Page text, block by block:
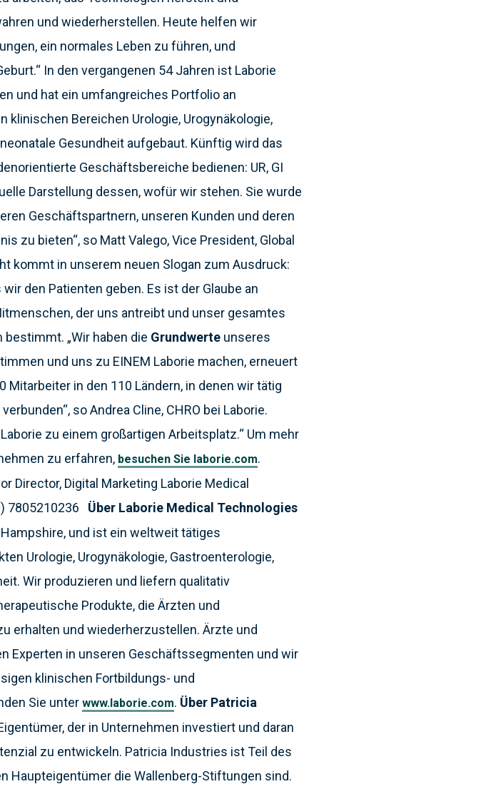
und wiederherstellen. Heute helfen wir
ein normales Leben zu führen, und
In den vergangenen 54 Jahren ist Laborie
und hat ein umfangreiches Portfolio an
Bereichen Urologie, Urogynäkologie,
Gesundheit aufgebaut. Künftig wird das
Geschäftsbereiche bedienen: UR, GI
Darstellung dessen, wofür wir stehen. Sie wurde
Geschäftspartnern, unseren Kunden und deren
zu bieten“, so Matt Valego, Vice President, Global
kommt in unserem neuen Slogan zum Ausdruck:
den Patienten geben. Es ist der Glaube an
der uns antreibt und unser gesamtes
„Wir haben die Grundwerte unseres
und uns zu EINEM Laborie machen, erneuert
in den 110 Ländern, in denen wir tätig
so Andrea Cline, CHRO bei Laborie.
zu einem großartigen Arbeitsplatz.“ Um mehr
zu erfahren, besuchen Sie laborie.com.
Director, Digital Marketing Laborie Medical
7805210236 Über Laborie Medical Technologies
und ist ein weltweit tätiges
Urologie, Urogynäkologie, Gastroenterologie,
Wir produzieren und liefern qualitativ
Produkte, die Ärzten und
erhalten und wiederherzustellen. Ärzte und
Experten in unseren Geschäftssegmenten und wir
klinischen Fortbildungs- und
Sie unter www.laborie.com. Über Patricia
der in Unternehmen investiert und daran
zu entwickeln. Patricia Industries ist Teil des
Haupteigentümer die Wallenberg-Stiftungen sind.